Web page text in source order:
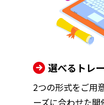
選べるトレ
2つの形式をご用
ーズに合わせた開